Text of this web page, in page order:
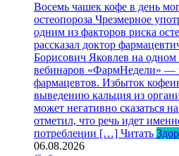
Восемь чашек кофе в день
остеопороза Чрезмерное
одним из факторов риска
рассказал доктор
Борисович Яковлев на одном
вебинаров «ФармНедели» —
фармацевтов. Избыток
выведению кальция из
может негативно сказаться
отметил, что речь идет
потреблении […] Читать
06.08.2026